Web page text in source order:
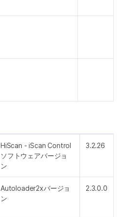
HiScan - iScan Control
ソフトウェアバージョ
ン
3.2.26
Autoloader2xバージョ
ン
2.3.0.0